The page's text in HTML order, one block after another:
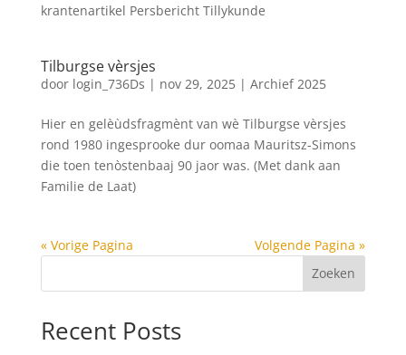
krantenartikel Persbericht Tillykunde
Tilburgse vèrsjes
door login_736Ds | nov 29, 2025| Archief 2025
Hier en gelèùdsfragmènt van wè Tilburgse vèrsjes
rond 1980 ingesprooke dur oomaa Mauritsz-Simons
die toen tenòstenbaaj 90 jaor was. (Met dank aan
Familie de Laat)
« Vorige Pagina
Volgende Pagina »
Zoeken
Recent Posts